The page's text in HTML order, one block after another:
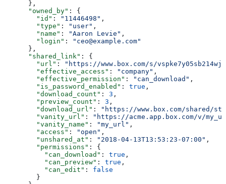
      },
      "owned_by"
: {
        "id"
: "11446498" ,
        "type"
: "user" ,
        "name"
: "Aaron Levie" ,
        "login"
:
"ceo@example.com"
      },
      "shared_link"
: {
        "url"
:
"https://www.box.com/s/
        "effective_access"
: "company" ,
        "effective_permission"
: "can_download" ,
        "is_password_enabled"
: true ,
        "download_count"
: 3 ,
        "preview_count"
: 3 ,
        "download_url"
:
"https://www.box.com/shared/
        "vanity_url"
:
"https://acme.app.box.com/v/
        "vanity_name"
: "my_url" ,
        "access"
: "open" ,
        "unshared_at"
: "2018-04-13T13:53:23-07:00" ,
        "permissions"
: {
          "can_download"
: true ,
          "can_preview"
: true ,
          "can_edit"
: false
        }